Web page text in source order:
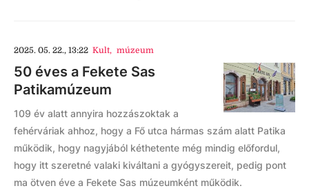
2025. 05. 22., 13:22 Kult, múzeum
50 éves a Fekete Sas
Patikamúzeum
109 év alatt annyira hozzászoktak a
fehérváriak ahhoz, hogy a Fő utca hármas szám alatt Patika
működik, hogy nagyjából kéthetente még mindig előfordul,
hogy itt szeretné valaki kiváltani a gyógyszereit, pedig pont
ma ötven éve a Fekete Sas múzeumként működik.